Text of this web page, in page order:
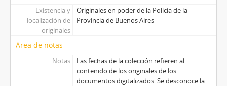
Existencia y
localización de
originales
Originales en poder de la Policía de la
Provincia de Buenos Aires
Área de notas
Notas
Las fechas de la colección refieren al
contenido de los originales de los
documentos digitalizados. Se desconoce la